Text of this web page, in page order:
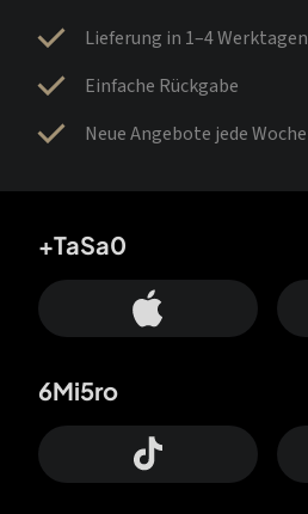
Lieferung in 1–4 Werktagen
Einfache Rückgabe
Neue Angebote jede Woche
+TaSa0
6Mi5ro